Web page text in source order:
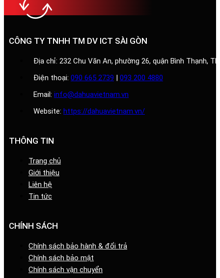
CÔNG TY TNHH TM DV ICT SÀI GÒN
Địa chỉ: 232 Chu Văn An, phường 26, quận Bình Thạnh,
Điện thoại: 090 665 2739
093 200 4880
Email: info@dahuavietnam.vn
Website: https://dahuavietnam.vn/
THÔNG TIN
Trang chủ
Giới thiệu
Liên hệ
Tin tức
CHÍNH SÁCH
Chính sách bảo hành & đổi trả
Chính sách bảo mật
Chính sách vận chuyển